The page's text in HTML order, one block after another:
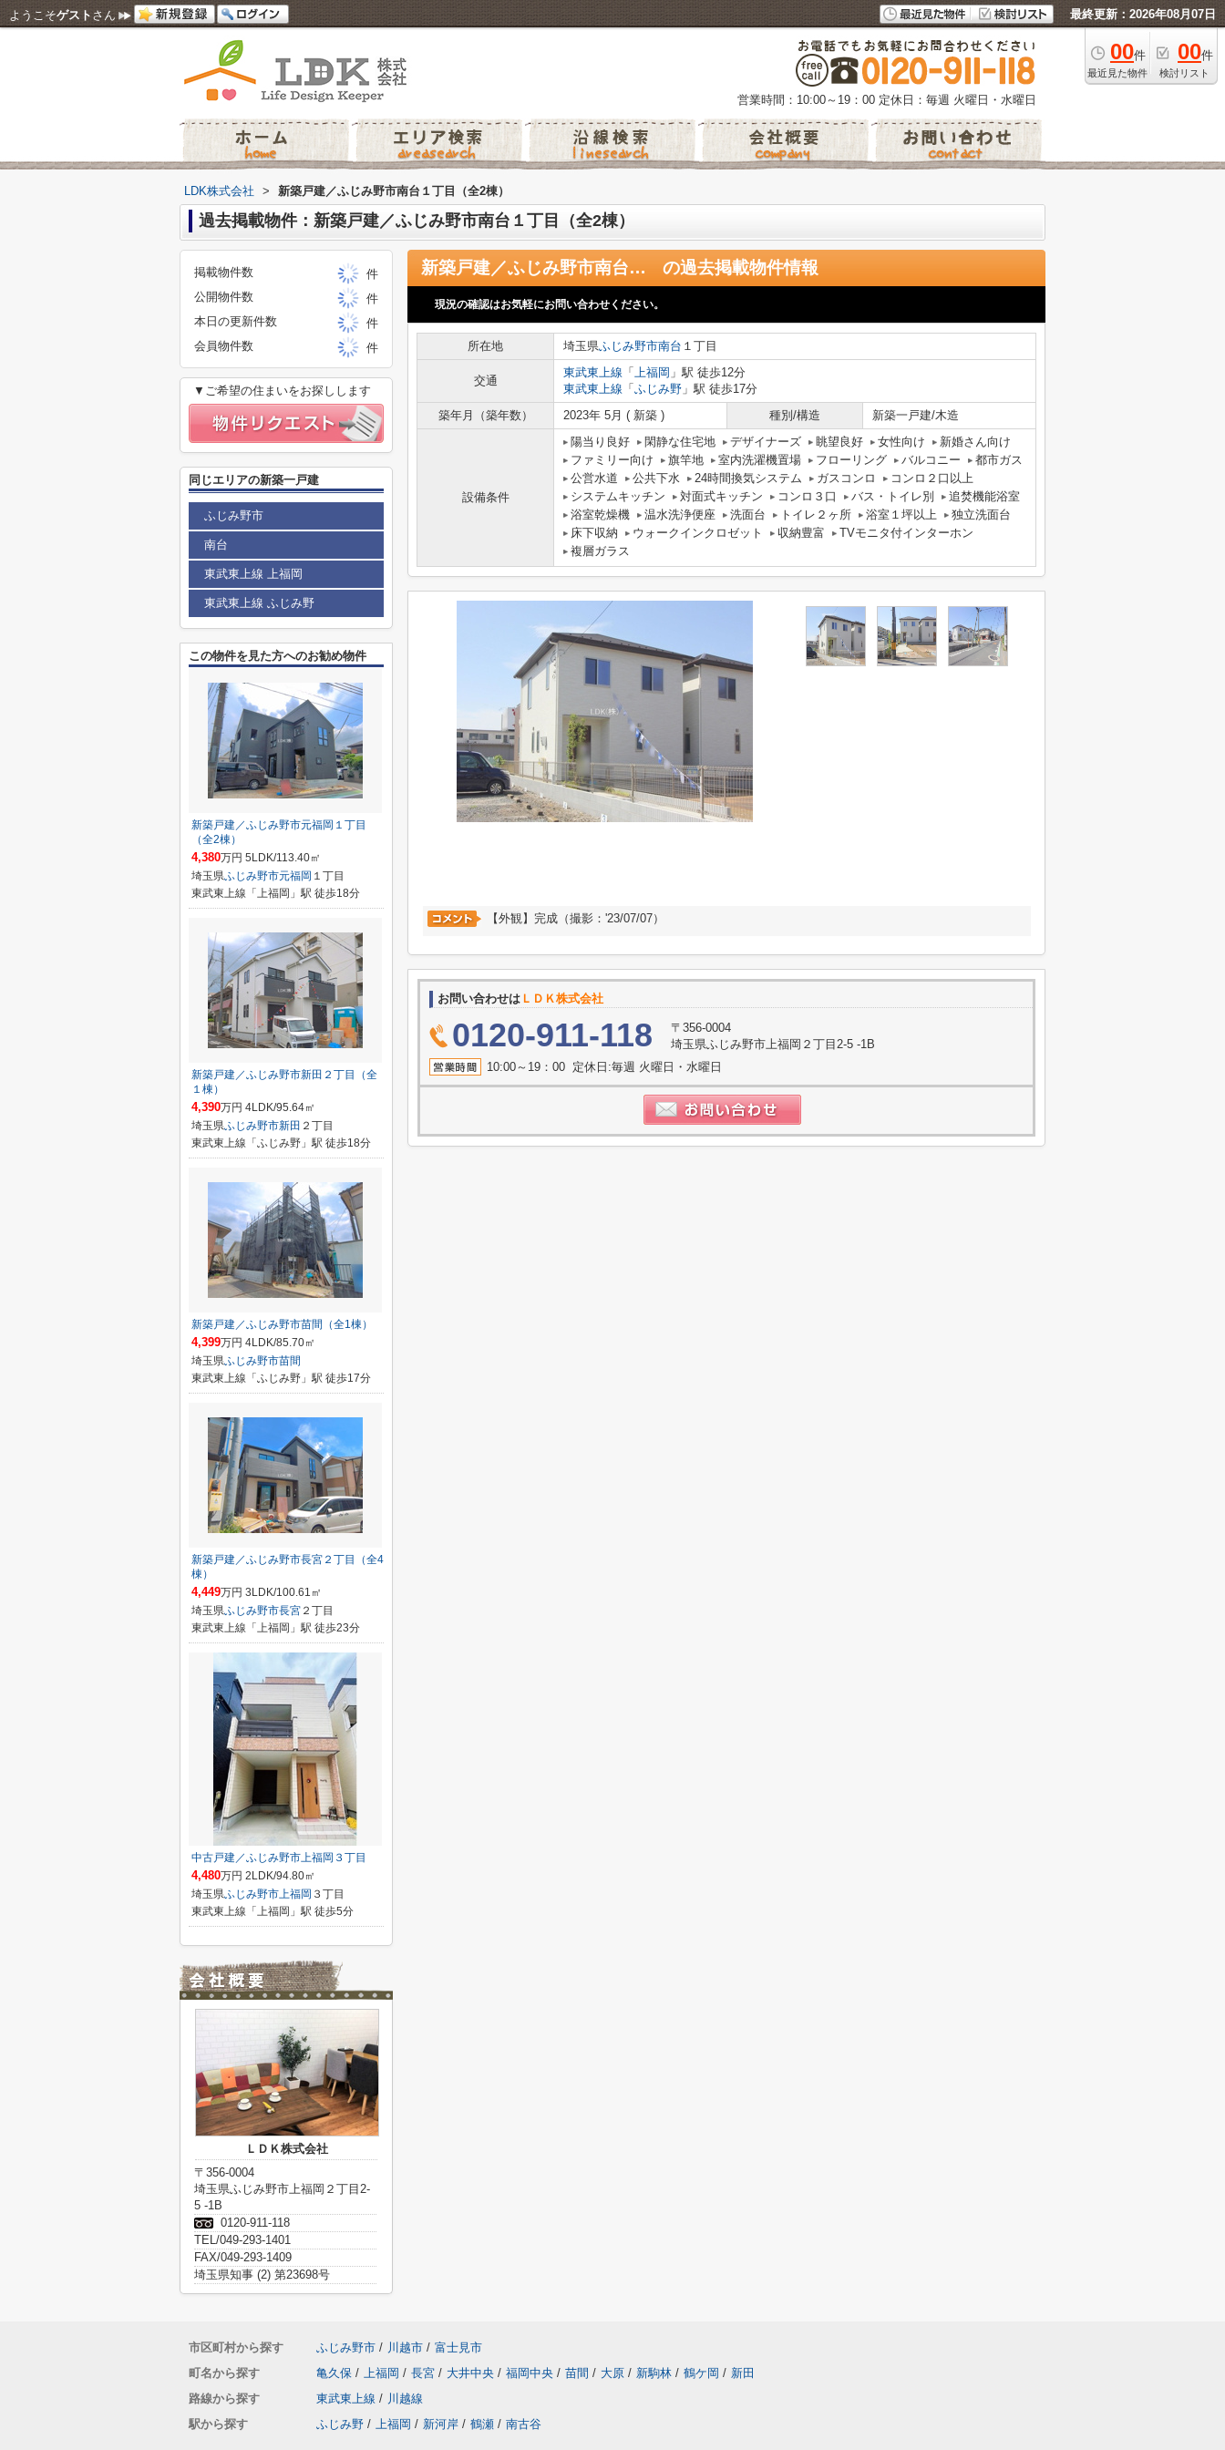
ようこそゲスト さん 最終更新：2026年08月07日
00件
最近見た物件
00件
検討リスト
営業時間：10:00～19：00 定休日：毎週 火曜日・水曜日
LDK株式会社 > 新築戸建／ふじみ野市南台１丁目（全2棟）
過去掲載物件：新築戸建／ふじみ野市南台１丁目（全2棟）
新築戸建／ふじみ野市南台１丁目（全2棟） の過去掲載物件情報
現況の確認はお気軽にお問い合わせください。
所在地 埼玉県ふじみ野市南台 １丁目
交通
東武東上線 「 上福岡 」駅 徒歩12分
東武東上線 「 ふじみ野 」駅 徒歩17分
築年月（築年数）
2023年 5月 ( 新築 ) 種別/構造 新築一戸建/木造
設備条件
陽当り良好 閑静な住宅地 デザイナーズ 眺望良好 女性向け
新婚さん向け
ファミリー向け
旗竿地 室内洗濯機置場 フローリング バルコニー
都市ガス
公営水道
公共下水 24時間換気システム ガスコンロ
コンロ２口以上
システムキッチン
対面式キッチン コンロ３口 バス・トイレ別
追焚機能浴室
浴室乾燥機
温水洗浄便座 洗面台 トイレ２ヶ所 浴室１坪以上
独立洗面台
床下収納
ウォークインクロゼット 収納豊富
TVモニタ付インターホン
複層ガラス
【外観】完成（撮影：'23/07/07）
お問い合わせは ＬＤＫ株式会社
0120-911-118
〒356-0004
埼玉県ふじみ野市上福岡２丁目2-5 -1B
10:00～19：00 定休日:毎週 火曜日・水曜日
掲載物件数
件
公開物件数
件
本日の更新件数
件
会員物件数
件
▼ご希望の住まいをお探しします
同じエリアの新築一戸建
ふじみ野市
南台
東武東上線 上福岡
東武東上線 ふじみ野
この物件を見た方へのお勧め物件
新築戸建／ふじみ野市元福岡１丁目
（全2棟）
4,380万円 5LDK/113.40㎡
埼玉県ふじみ野市元福岡 １丁目
東武東上線「上福岡」駅 徒歩18分
新築戸建／ふじみ野市新田２丁目（全
１棟）
4,390万円 4LDK/95.64㎡
埼玉県ふじみ野市新田 ２丁目
東武東上線「ふじみ野」駅 徒歩18分
新築戸建／ふじみ野市苗間（全1棟）
4,399万円 4LDK/85.70㎡
埼玉県ふじみ野市苗間
東武東上線「ふじみ野」駅 徒歩17分
新築戸建／ふじみ野市長宮２丁目（全4
棟）
4,449万円 3LDK/100.61㎡
埼玉県ふじみ野市長宮 ２丁目
東武東上線「上福岡」駅 徒歩23分
中古戸建／ふじみ野市上福岡３丁目
4,480万円 2LDK/94.80㎡
埼玉県ふじみ野市上福岡 ３丁目
東武東上線「上福岡」駅 徒歩5分
ＬＤＫ株式会社
〒356-0004
埼玉県ふじみ野市上福岡２丁目2-
5 -1B
0120-911-118
TEL/049-293-1401
FAX/049-293-1409
埼玉県知事 (2) 第23698号
市区町村から探す ふじみ野市 / 川越市 / 富士見市
町名から探す
亀久保 / 上福岡 / 長宮 / 大井中央 / 福岡中央 / 苗間 / 大原 / 新駒林 / 鶴ケ岡 / 新田
路線から探す
東武東上線 / 川越線
駅から探す
ふじみ野 / 上福岡 / 新河岸 / 鶴瀬 / 南古谷